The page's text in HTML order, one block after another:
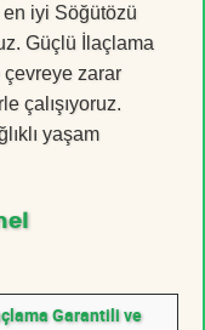
en iyi Söğütözü
Güçlü İlaçlama
zarar
çalışıyoruz.
yaşam
Garantili ve